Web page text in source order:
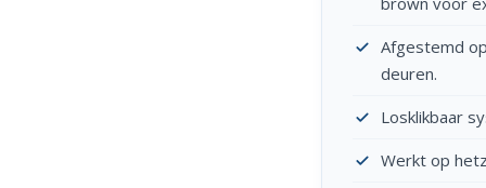
Afgestemd
deuren.
Losklikbaar
Werkt op